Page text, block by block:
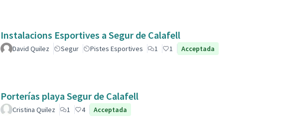
Instalacions Esportives a Segur de Calafell
David Quilez Segur Pistes Esportives 1 1 Acceptada
Porterías playa Segur de Calafell
Cristina Quilez 1 4 Acceptada